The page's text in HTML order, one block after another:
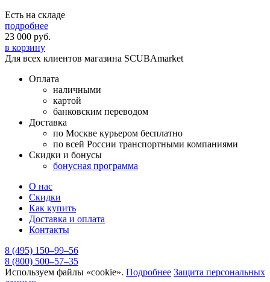
Есть на складе
подробнее
23 000 руб.
в корзину
Для всех клиентов магазина SCUBAmarket
Оплата
наличными
картой
банковским переводом
Доставка
по Москве курьером бесплатно
по всей России транспортными компаниями
Скидки и бонусы
бонусная программа
О нас
Скидки
Как купить
Доставка и оплата
Контакты
8 (495) 150–99–56
8 (800) 500–57–35
Используем файлы «cookie». Подробнее Защита персональных